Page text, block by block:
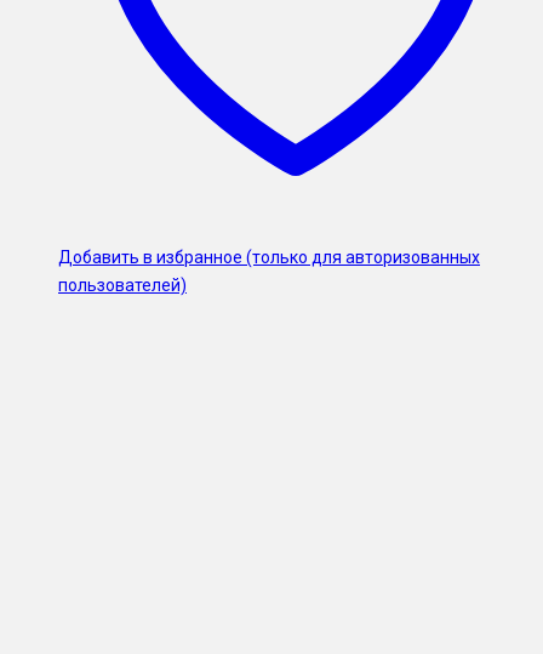
Добавить в избранное (только для авторизованных
пользователей)